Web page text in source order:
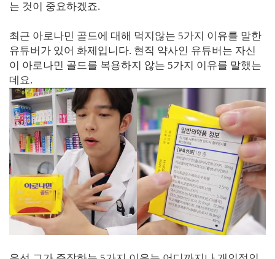
는 것이 중요하겠죠.
최근 아로나민 골드에 대해 먹지않는 5가지 이유를 말한
유튜버가 있어 화제입니다. 현직 약사인 유튜버는 자신
이 아로나민 골드를 복용하지 않는 5가지 이유를 말했는
데요.